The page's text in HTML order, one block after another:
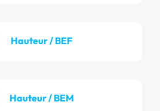
Hauteur / BEF
Hauteur / BEM